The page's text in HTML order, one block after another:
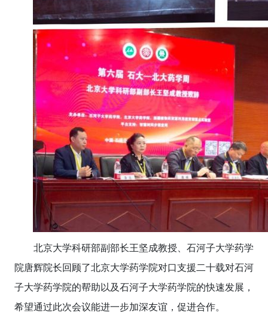
北京大学科研部副部长王坚成教授、石河子大学药学
院唐辉院长回顾了北京大学药学院对口支援二十载对石河
子大学药学院的帮助以及石河子大学药学院的快速发展，
希望通过此次会议能进一步加深友谊，促进合作。